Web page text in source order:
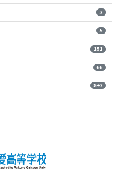
3
5
151
66
842